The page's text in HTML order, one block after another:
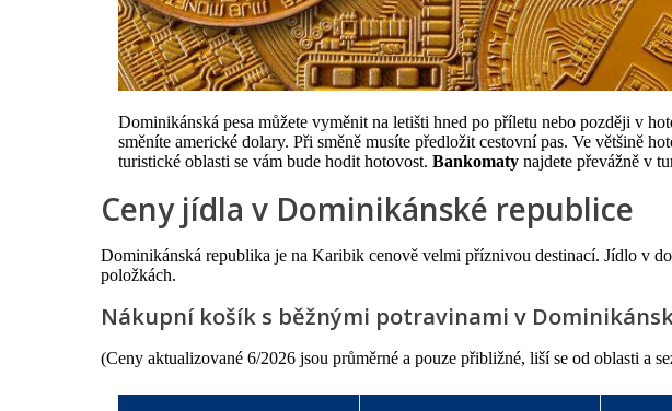
Dominikánská pesa můžete vyměnit na letišti hned po příletu nebo později v
směníte americké dolary. Při směně musíte předložit cestovní pas. Ve většině
turistické oblasti se vám bude hodit hotovost. Bankomaty najdete převážně v
Ceny jídla v Dominikánské republice
Dominikánská republika je na Karibik cenově velmi příznivou destinací. Jídlo v
položkách.
Nákupní košík s běžnými potravinami v
(Ceny aktualizované 6/2026 jsou průměrné a pouze přibližné, liší se od oblasti a